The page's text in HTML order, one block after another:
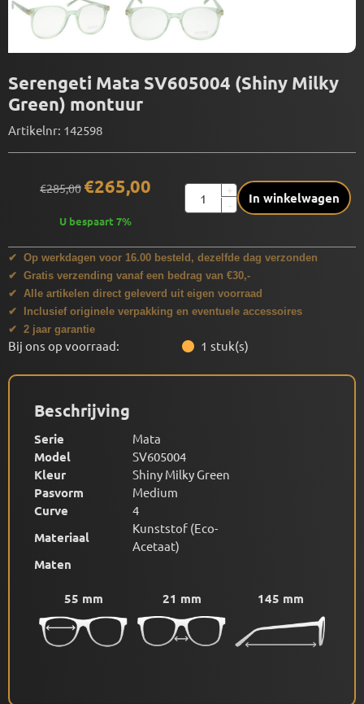
Serengeti Mata SV605004 (Shiny Milky
Green) montuur
Artikelnr: 142598
€285,00 €265,00
U bespaart7%
Aantal
+
-
In winkelwagen
✔ Op werkdagen voor 16.00 besteld, dezelfde dag verzonden
✔ Gratis verzending vanaf een bedrag van €30,-
✔ Alle artikelen direct geleverd uit eigen voorraad
✔ Inclusief originele verpakking en eventuele accessoires
✔ 2 jaar garantie
Bij ons op voorraad: 1 stuk(s)
Beschrijving
Serie Mata
Model SV605004
Kleur Shiny Milky Green
Pasvorm Medium
Curve 4
Materiaal
Kunststof (Eco-
Acetaat)
Maten
55 mm 21 mm 145 mm